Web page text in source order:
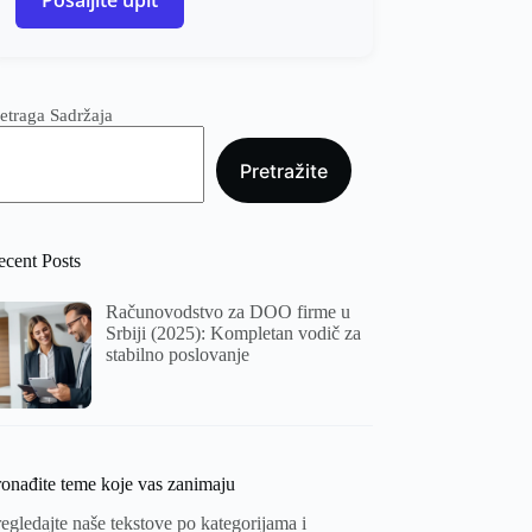
Sadržaja
Pretražite
Posts
Računovodstvo za DOO firme u
Srbiji (2025): Kompletan vodič za
stabilno poslovanje
teme koje vas zanimaju
naše tekstove po kategorijama i